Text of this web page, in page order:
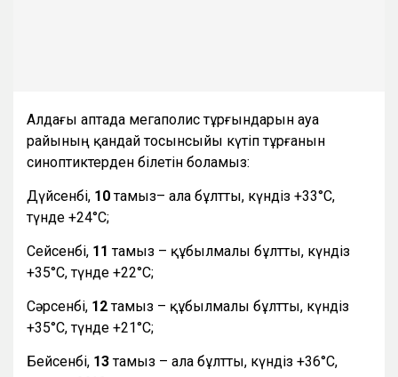
Алдағы аптада мегаполис тұрғындарын ауа
райының қандай тосынсыйы күтіп тұрғанын
синоптиктерден білетін боламыз:
Дүйсенбі, 10тамыз– ала бұлтты, күндіз +33°С,
түнде +24°С;
Сейсенбі, 11тамыз – құбылмалы бұлтты, күндіз
+35°С, түнде +22°С;
Сәрсенбі, 12тамыз – құбылмалы бұлтты, күндіз
+35°С, түнде +21°С;
Бейсенбі, 13тамыз – ала бұлтты, күндіз +36°С,